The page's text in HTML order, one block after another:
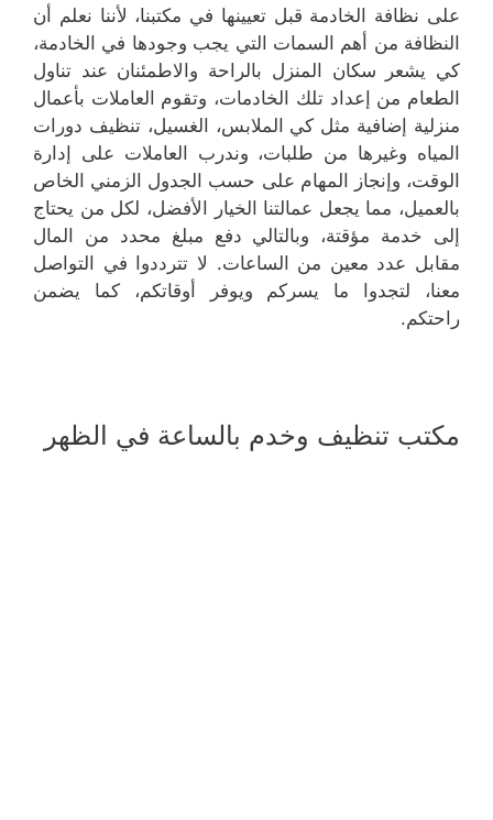
على نظافة الخادمة قبل تعيينها في مكتبنا، لأننا نعلم أن
النظافة من أهم السمات التي يجب وجودها في الخادمة،
كي يشعر سكان المنزل بالراحة والاطمئنان عند تناول
الطعام من إعداد تلك الخادمات، وتقوم العاملات بأعمال
منزلية إضافية مثل كي الملابس، الغسيل، تنظيف دورات
المياه وغيرها من طلبات، وندرب العاملات على إدارة
الوقت، وإنجاز المهام على حسب الجدول الزمني الخاص
بالعميل، مما يجعل عمالتنا الخيار الأفضل، لكل من يحتاج
إلى خدمة مؤقتة، وبالتالي دفع مبلغ محدد من المال
مقابل عدد معين من الساعات. لا تترددوا في التواصل
معنا، لتجدوا ما يسركم ويوفر أوقاتكم، كما يضمن
راحتكم.
مكتب تنظيف وخدم بالساعة في الظهر